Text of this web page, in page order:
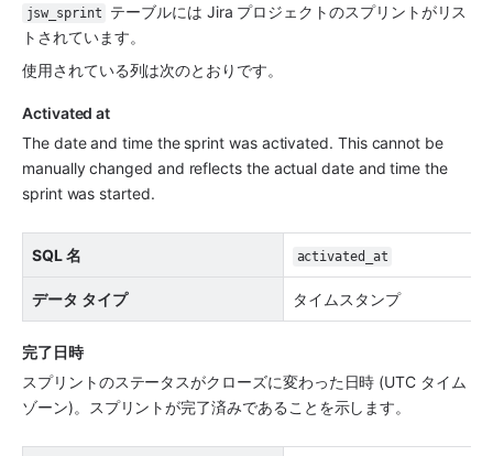
jsw_sprint テーブルには Jira プロジェクトのスプリントがリス
トされています。
使用されている列は次のとおりです。
Activated at
The date and time the sprint was activated. This cannot be
manually changed and reflects the actual date and time the
sprint was started.
SQL 名 activated_at
データ タイプ タイムスタンプ
完了日時
スプリントのステータスがクローズに変わった日時 (UTC タイム
ゾーン)。スプリントが完了済みであることを示します。